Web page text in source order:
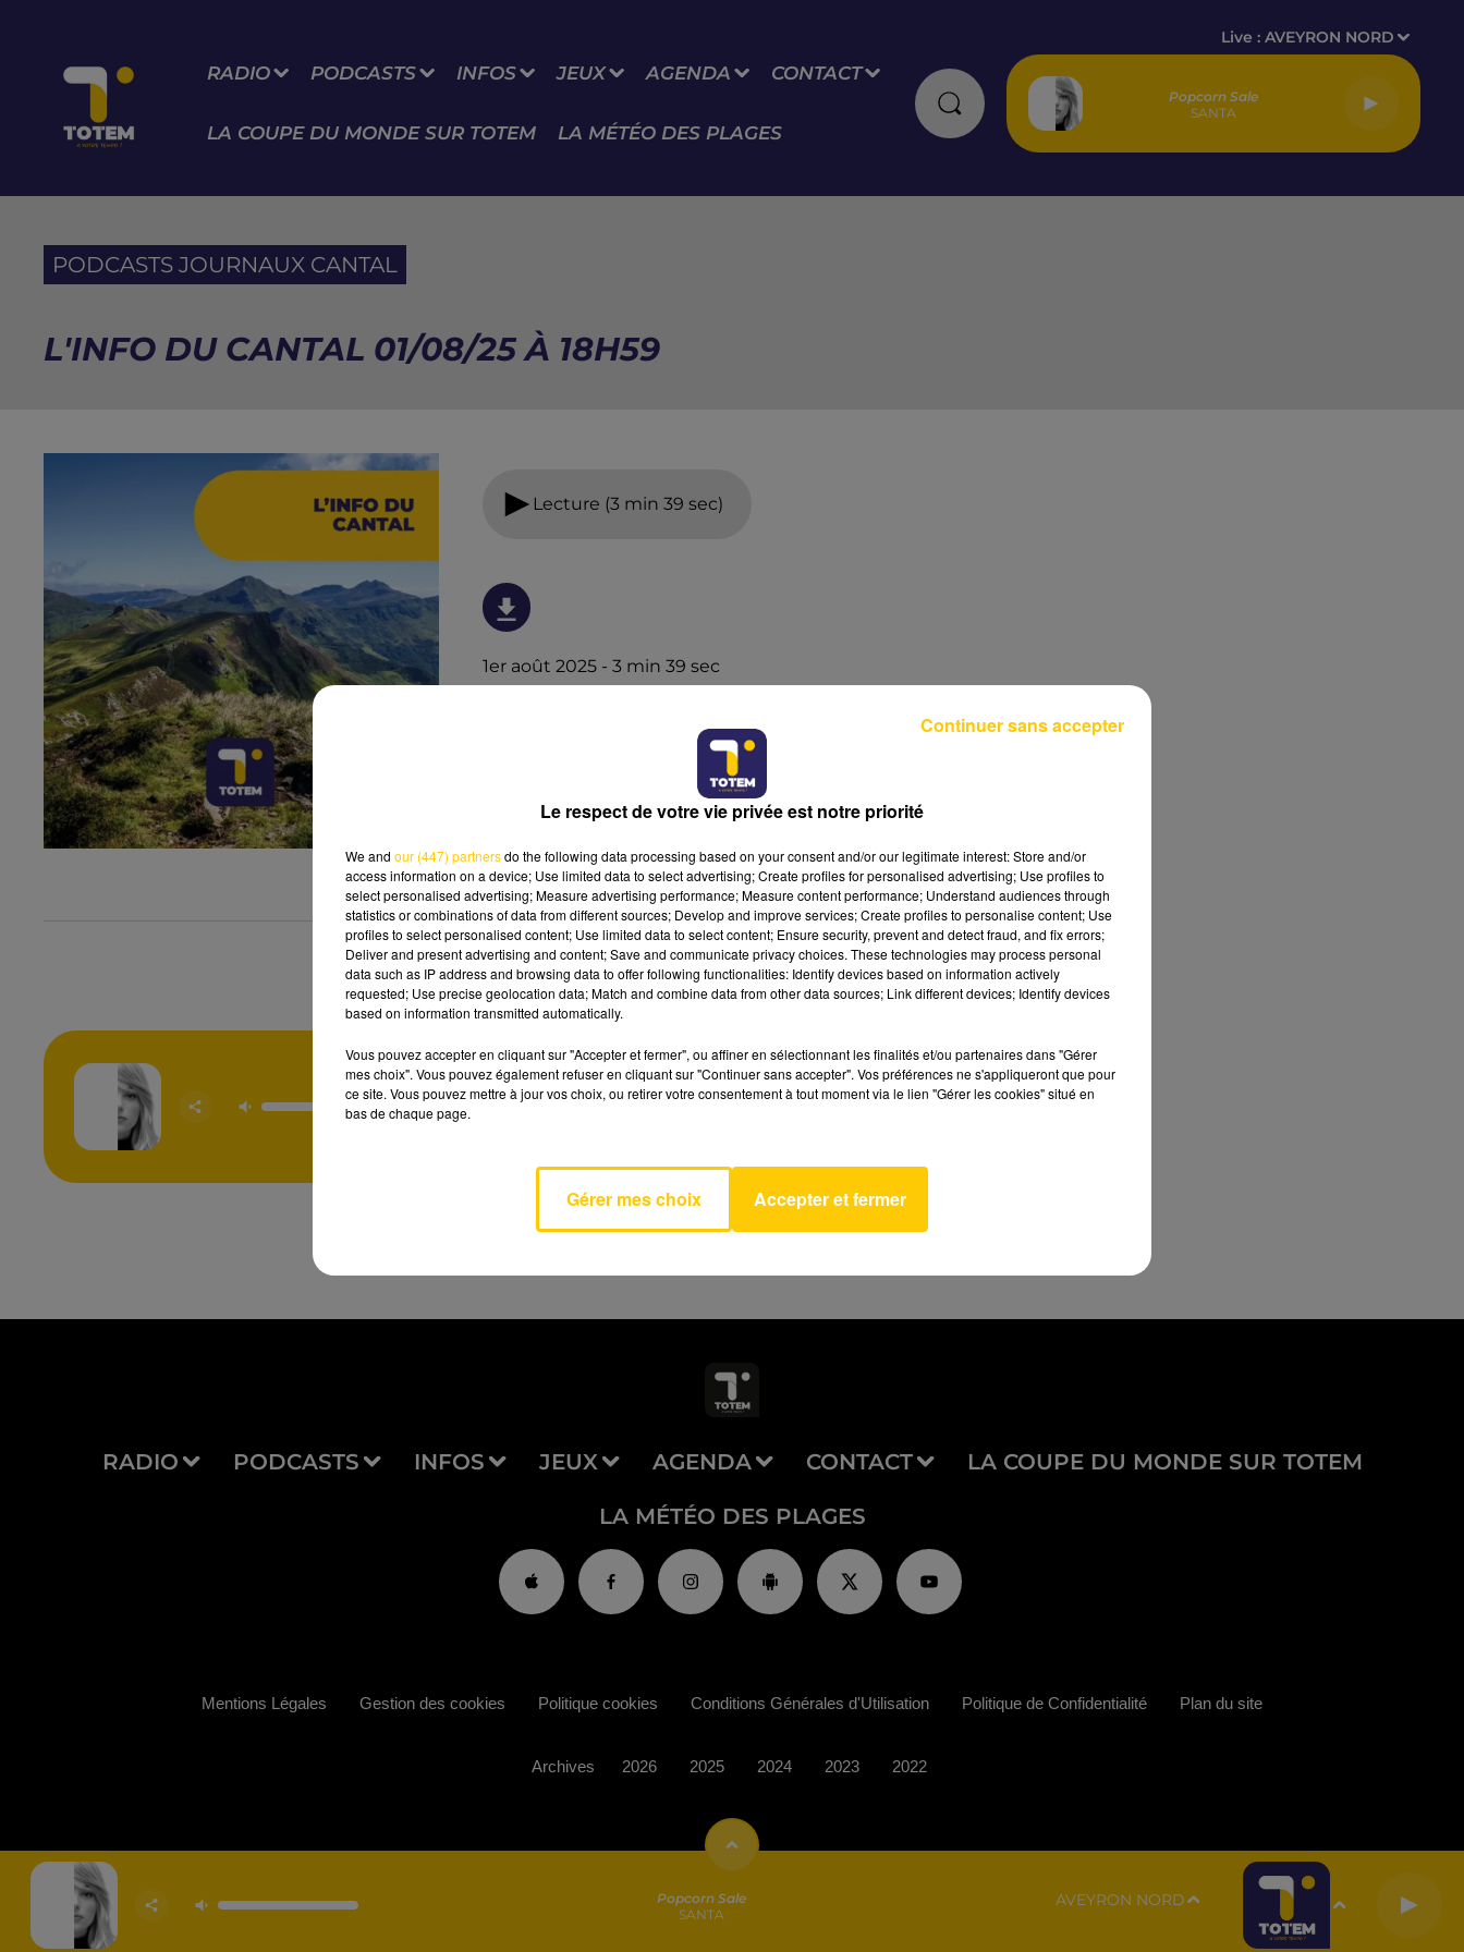
RADIO PODCASTS INFOS JEUX AGENDA CONTACT
LA COUPE DU MONDE SUR TOTEM LA MÉTÉO DES PLAGES
Live :AVEYRON NORD
Popcorn Sale
SANTA
PODCASTS JOURNAUX CANTAL
L'INFO DU CANTAL 01/08/25 À 18H59
Lecture (3 min 39 sec)
1er août 2025 - 3 min 39 sec
Ecoutez sur Totem l'information dans le Cantal, le pays
de Brioude et Issoire avec les reportages de nos
journalistes sur le terrain .
Popcorn Sale
SANTA
AVEYRON NORD
RADIO PODCASTS INFOS JEUX AGENDA CONTACT LA COUPE DU MONDE SUR TOTEM
LA MÉTÉO DES PLAGES
Popcorn Sale
SANTA
AVEYRON NORD
Mentions Légales Gestion des cookies Politique cookies Conditions Générales d'Utilisation Politique de Confidentialité Plan du site
Archives 2026 2025 2024 2023 2022
Le respect de votre vie privée est notre priorité
We and our (447) partnersdo the following data processing based on your consent and/or our legitimate interest: Store and/or
access information on a device; Use limited data to select advertising; Create profiles for personalised advertising; Use profiles to
select personalised advertising; Measure advertising performance; Measure content performance; Understand audiences through
statistics or combinations of data from different sources; Develop and improve services; Create profiles to personalise content; Use
profiles to select personalised content; Use limited data to select content; Ensure security, prevent and detect fraud, and fix errors;
Deliver and present advertising and content; Save and communicate privacy choices. These technologies may process personal
data such as IP address and browsing data to offer following functionalities: Identify devices based on information actively
requested; Use precise geolocation data; Match and combine data from other data sources; Link different devices; Identify devices
based on information transmitted automatically.
Vous pouvez accepter en cliquant sur "Accepter et fermer", ou affiner en sélectionnant les finalités et/ou partenaires dans "Gérer
mes choix". Vous pouvez également refuser en cliquant sur "Continuer sans accepter". Vos préférences ne s'appliqueront que pour
ce site. Vous pouvez mettre à jour vos choix, ou retirer votre consentement à tout moment via le lien "Gérer les cookies" situé en
bas de chaque page.
Gérer mes choix Accepter et fermer
Continuer sans accepter